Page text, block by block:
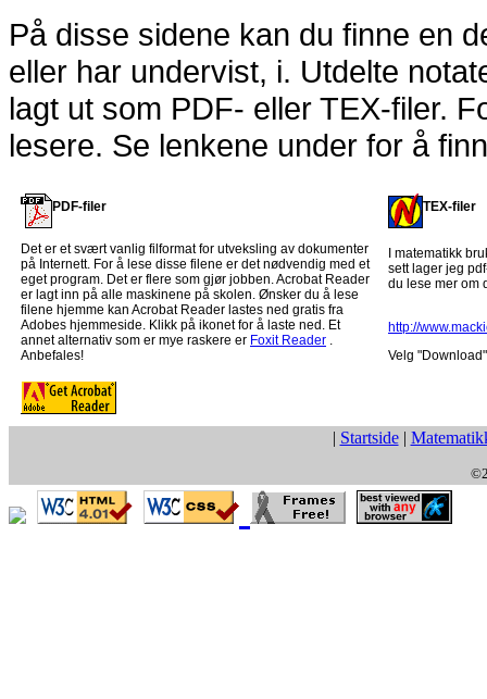
På disse sidene kan du finne en
eller har undervist, i. Utdelte
lagt ut som PDF- eller TEX-filer.
lesere. Se lenkene under for å
PDF-filer
Det er et svært vanlig filformat for utveksling av dokumenter
på Internett. For å lese disse filene er det nødvendig med et
eget program. Det er flere som gjør jobben. Acrobat Reader
er lagt inn på alle maskinene på skolen. Ønsker du å lese
filene hjemme kan Acrobat Reader lastes ned gratis fra
Adobes hjemmeside. Klikk på ikonet for å laste ned. Et
annet alternativ som er mye raskere er Foxit Reader .
Anbefales!
TEX-filer
I matematikk
sett lager jeg
du lese mer om
http://
Velg
| Startside|